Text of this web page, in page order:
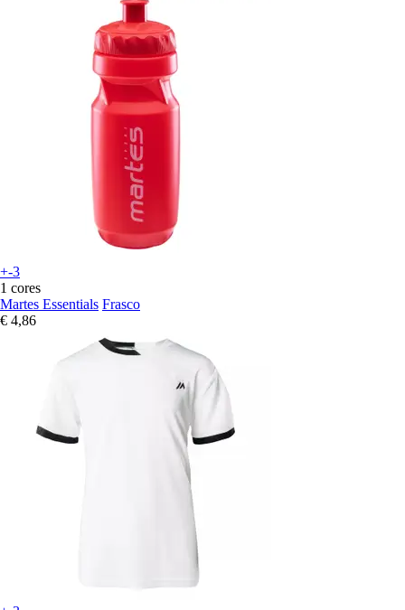
+-3
1 cores
Martes Essentials Frasco
€ 4,86